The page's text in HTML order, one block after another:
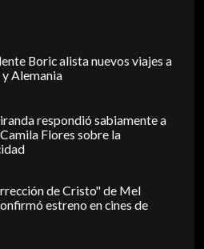
Boric alista nuevos viajes a
Alemania
respondió sabiamente a
Flores sobre la
de Cristo" de Mel
estreno en cines de